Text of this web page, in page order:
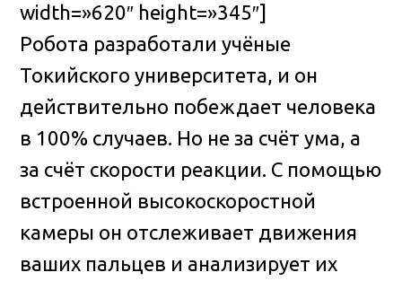
width=»620″ height=»345″]
Робота разработали учёные
Токийского университета, и он
действительно побеждает человека
в 100% случаев. Но не за счёт ума, а
за счёт скорости реакции. С помощью
встроенной высокоскоростной
камеры он отслеживает движения
ваших пальцев и анализирует их